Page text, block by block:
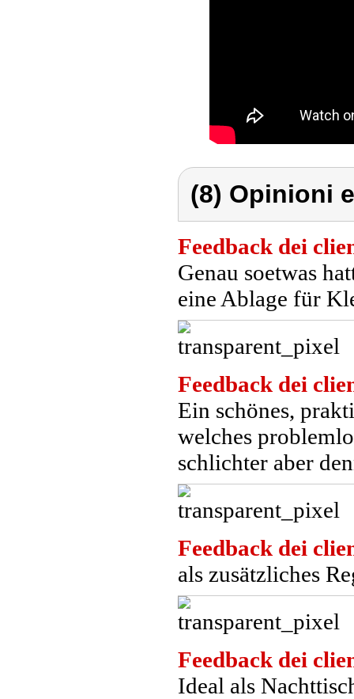
(8) Opinioni
Feedback dei
Genau soetwas
eine Ablage für
Feedback dei
Ein schönes,
welches
schlichter aber
Feedback dei
als zusätzliches
Feedback dei
Ideal als